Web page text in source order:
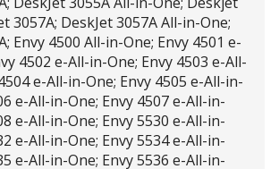
3057A; DeskJet 3057A All-in-One;
Envy 4500 All-in-One; Envy 4501 e-
4502 e-All-in-One; Envy 4503 e-All-
e-All-in-One; Envy 4505 e-All-in-
e-All-in-One; Envy 4507 e-All-in-
e-All-in-One; Envy 5530 e-All-in-
e-All-in-One; Envy 5534 e-All-in-
e-All-in-One; Envy 5536 e-All-in-